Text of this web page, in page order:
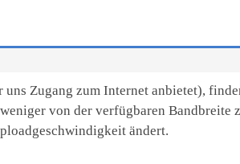
Zugang zum Internet anbietet),
von der verfügbaren
ändert.